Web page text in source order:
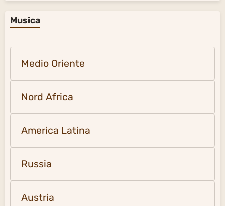
Musica
Medio Oriente
Nord Africa
America Latina
Russia
Austria